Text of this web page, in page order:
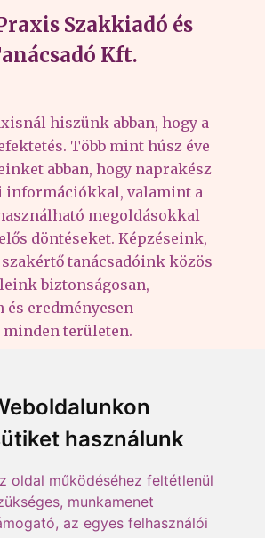
használunk
oldal működéséhez feltétlenül
munkamenet
az egyes felhasználói
Szakkiadó és
Kft.
hiszünk abban, hogy a
Több mint húsz éve
abban, hogy naprakész
információkkal, valamint a
megoldásokkal
döntéseket. Képzéseink,
tanácsadóink közös
biztonságosan,
és eredményesen
területen.
út 99-105. 4. em.
2-41
09-883770